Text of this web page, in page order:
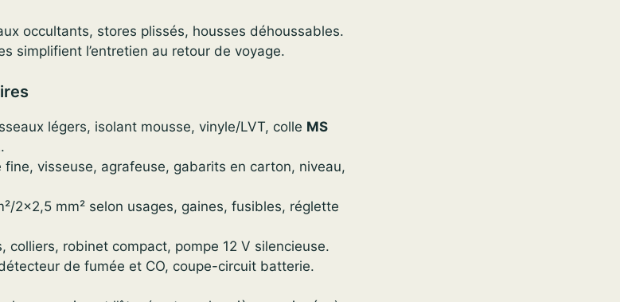
occultants, stores plissés, housses déhoussables.
simplifient l’entretien au retour de voyage.
légers, isolant mousse, vinyle/LVT, colle MS
fine, visseuse, agrafeuse, gabarits en carton, niveau,
2×2,5 mm² selon usages, gaines, fusibles, réglette
colliers, robinet compact, pompe 12 V silencieuse.
de fumée et CO, coupe-circuit batterie.